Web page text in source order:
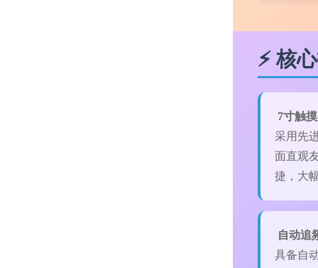
⚡ 核
7寸触
采用先
面直观
捷，大
自动追
具备自